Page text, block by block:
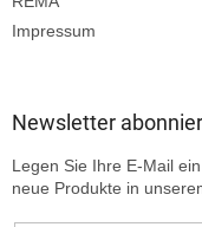
Impressum
Newsletter
Legen Sie Ihre E-Mail
neue Produkte in